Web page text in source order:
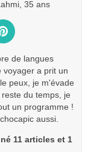
35 ans
de langues
voyager a prit un
peux, je m'évade
du temps, je
un programme !
aussi.
11 articles et 1